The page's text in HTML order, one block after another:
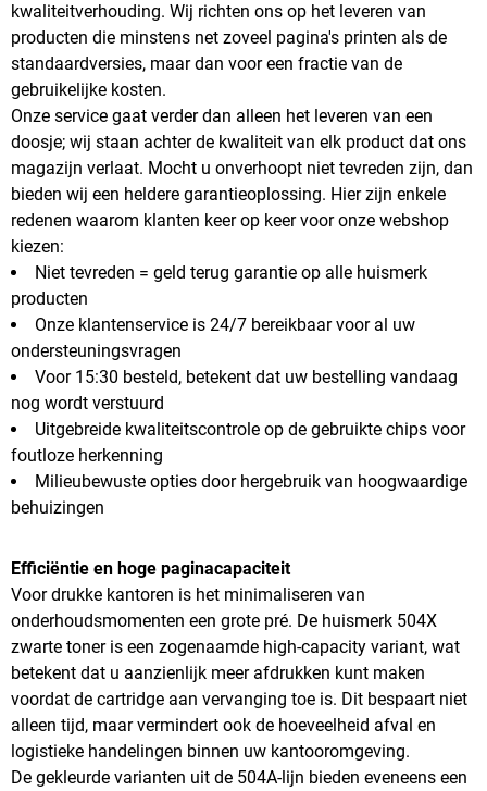
kwaliteitverhouding. Wij richten ons op het leveren van
producten die minstens net zoveel pagina's printen als de
standaardversies, maar dan voor een fractie van de
gebruikelijke kosten.
Onze service gaat verder dan alleen het leveren van een
doosje; wij staan achter de kwaliteit van elk product dat ons
magazijn verlaat. Mocht u onverhoopt niet tevreden zijn, dan
bieden wij een heldere garantieoplossing. Hier zijn enkele
redenen waarom klanten keer op keer voor onze webshop
kiezen:
Niet tevreden = geld terug garantie op alle huismerk
producten
Onze klantenservice is 24/7 bereikbaar voor al uw
ondersteuningsvragen
Voor 15:30 besteld, betekent dat uw bestelling vandaag
nog wordt verstuurd
Uitgebreide kwaliteitscontrole op de gebruikte chips voor
foutloze herkenning
Milieubewuste opties door hergebruik van hoogwaardige
behuizingen
Efficiëntie en hoge paginacapaciteit
Voor drukke kantoren is het minimaliseren van
onderhoudsmomenten een grote pré. De huismerk 504X
zwarte toner is een zogenaamde high-capacity variant, wat
betekent dat u aanzienlijk meer afdrukken kunt maken
voordat de cartridge aan vervanging toe is. Dit bespaart niet
alleen tijd, maar vermindert ook de hoeveelheid afval en
logistieke handelingen binnen uw kantooromgeving.
De gekleurde varianten uit de 504A-lijn bieden eveneens een